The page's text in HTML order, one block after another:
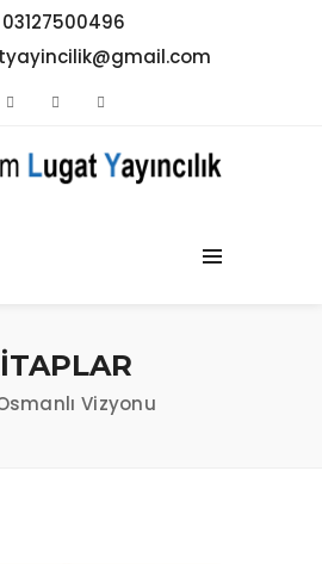
03127500496
Vizyonu